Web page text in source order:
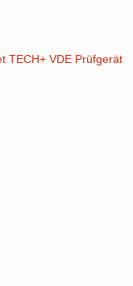
TECH+ VDE Prüfgerät